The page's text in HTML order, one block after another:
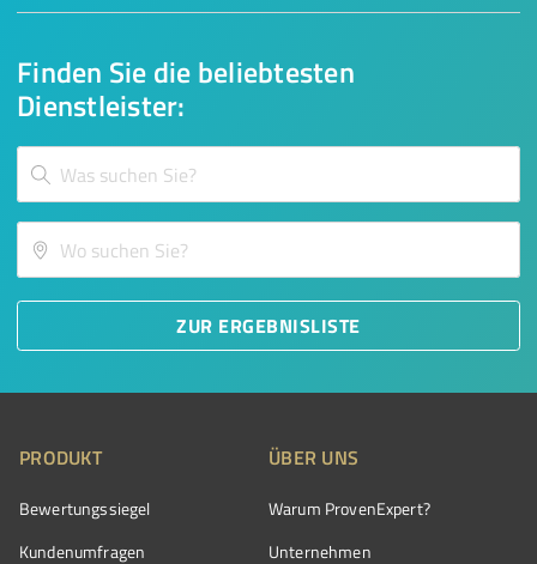
Finden Sie die beliebtesten
Dienstleister:
ZUR ERGEBNISLISTE
PRODUKT
Bewertungssiegel
Kundenumfragen
ÜBER UNS
Warum ProvenExpert?
Unternehmen